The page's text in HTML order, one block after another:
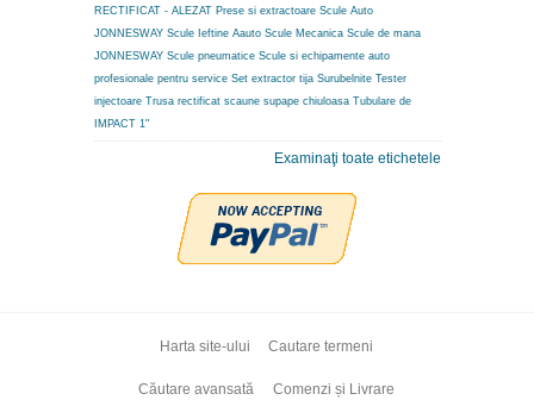
RECTIFICAT - ALEZAT Prese si extractoare Scule Auto
JONNESWAY Scule Ieftine Aauto Scule Mecanica Scule de mana
JONNESWAY Scule pneumatice Scule si echipamente auto
profesionale pentru service Set extractor tija Surubelnite Tester
injectoare Trusa rectificat scaune supape chiuloasa Tubulare de
IMPACT 1"
Examinaţi toate etichetele
Harta site-ului Cautare termeni
Căutare avansată Comenzi și Livrare